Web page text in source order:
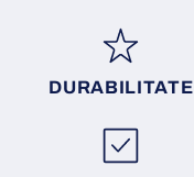
DURABILITATE